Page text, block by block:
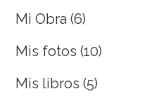
Mi Obra (6)
Mis fotos (10)
Mis libros (5)